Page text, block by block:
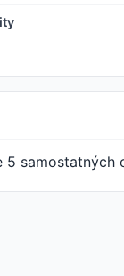
5 samostatných